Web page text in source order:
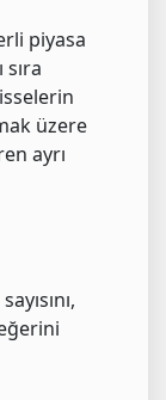
piyasa
üzere
ayrı